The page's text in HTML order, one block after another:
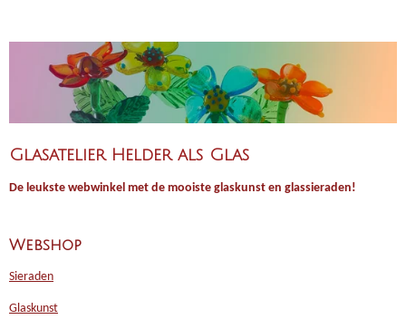
Glasatelier Helder als Glas
De leukste webwinkel met de mooiste glaskunst en glassieraden!
Webshop
Sieraden
Glaskunst